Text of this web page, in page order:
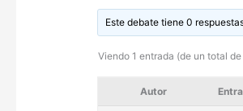
Este debate tiene 0
Viendo 1 entrada (de un total de
Autor